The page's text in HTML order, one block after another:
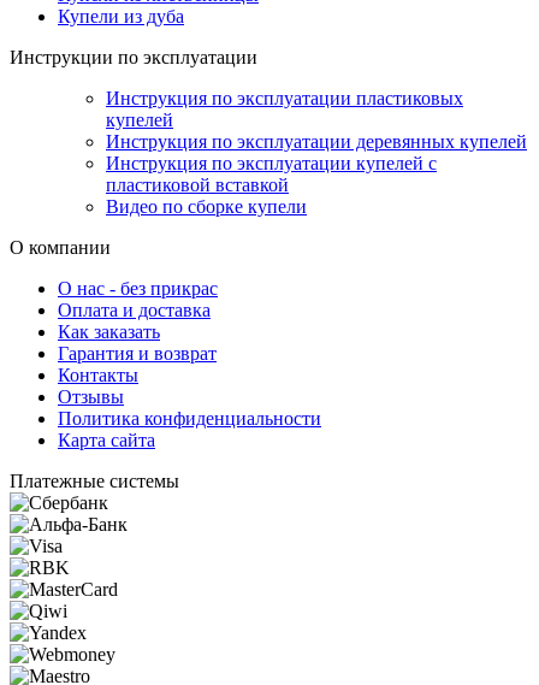
Купели из дуба
Инструкции по эксплуатации
Инструкция по эксплуатации пластиковых
купелей
Инструкция по эксплуатации деревянных купелей
Инструкция по эксплуатации купелей с
пластиковой вставкой
Видео по сборке купели
О компании
О нас - без прикрас
Оплата и доставка
Как заказать
Гарантия и возврат
Контакты
Отзывы
Политика конфиденциальности
Карта сайта
Платежные системы